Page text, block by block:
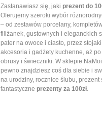
Zastanawiasz się, jaki prezent do
Oferujemy szeroki wybór
– od zestawów porcelany,
filiżanek, gustownych i eleganckich
pater na owoce i ciasto, przez
akcesoria i gadżety kuchenne, aż po
obrusy i świeczniki. W sklepie
pewno znajdziesz coś dla siebie i
na urodziny, rocznice ślubu, prezent
fantastyczne prezenty za 100zł.
PREZENTY
DO
100
ZŁ
OPCJE
ZAKUPÓW